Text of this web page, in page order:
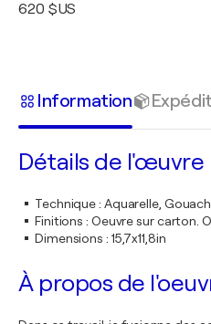
620 $US
Information
Détails de l'œuvre
Technique: Aquarelle,
Finitions : Oeuvre sur carton.
Dimensions : 15,7x11,8in
À propos de